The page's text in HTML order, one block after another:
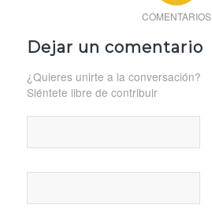
COMENTARIOS
Dejar un comentario
¿Quieres unirte a la conversación?
Siéntete libre de contribuir